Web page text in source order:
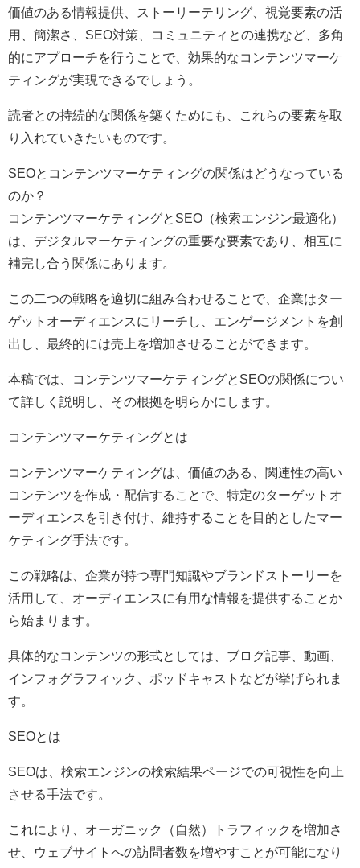
価値のある情報提供、ストーリーテリング、視覚要素の活
用、簡潔さ、SEO対策、コミュニティとの連携など、多角
的にアプローチを行うことで、効果的なコンテンツマーケ
ティングが実現できるでしょう。
読者との持続的な関係を築くためにも、これらの要素を取
り入れていきたいものです。
SEOとコンテンツマーケティングの関係はどうなっている
のか？
コンテンツマーケティングとSEO（検索エンジン最適化）
は、デジタルマーケティングの重要な要素であり、相互に
補完し合う関係にあります。
この二つの戦略を適切に組み合わせることで、企業はター
ゲットオーディエンスにリーチし、エンゲージメントを創
出し、最終的には売上を増加させることができます。
本稿では、コンテンツマーケティングとSEOの関係につい
て詳しく説明し、その根拠を明らかにします。
コンテンツマーケティングとは
コンテンツマーケティングは、価値のある、関連性の高い
コンテンツを作成・配信することで、特定のターゲットオ
ーディエンスを引き付け、維持することを目的としたマー
ケティング手法です。
この戦略は、企業が持つ専門知識やブランドストーリーを
活用して、オーディエンスに有用な情報を提供することか
ら始まります。
具体的なコンテンツの形式としては、ブログ記事、動画、
インフォグラフィック、ポッドキャストなどが挙げられま
す。
SEOとは
SEOは、検索エンジンの検索結果ページでの可視性を向上
させる手法です。
これにより、オーガニック（自然）トラフィックを増加さ
せ、ウェブサイトへの訪問者数を増やすことが可能になり